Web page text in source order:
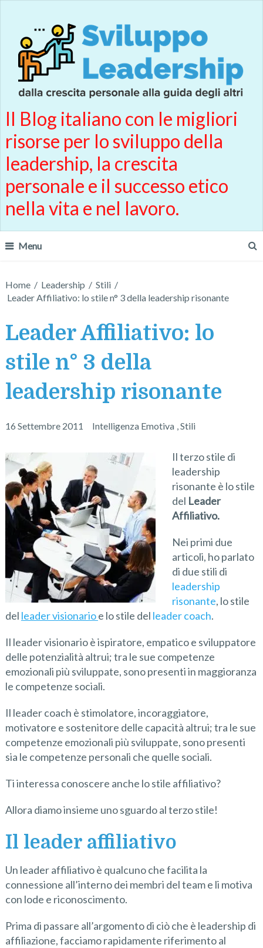
Il Blog italiano con le migliori
risorse per lo sviluppo della
leadership, la crescita
personale e il successo etico
nella vita e nel lavoro.
Menu
Home / Leadership / Stili /
Leader Affiliativo: lo stile n° 3 della leadership risonante
Leader Affiliativo: lo
stile n° 3 della
leadership risonante
16 Settembre 2011 Intelligenza Emotiva ,Stili
Il terzo stile di
leadership
risonante è lo stile
del Leader
Affiliativo.
Nei primi due
articoli, ho parlato
di due stili di
leadership
risonante, lo stile
del leader visionarioe lo stile del leader coach.
Il leader visionario è ispiratore, empatico e sviluppatore
delle potenzialità altrui; tra le sue competenze
emozionali più sviluppate, sono presenti in maggioranza
le competenze sociali.
Il leader coach è stimolatore, incoraggiatore,
motivatore e sostenitore delle capacità altrui; tra le sue
competenze emozionali più sviluppate, sono presenti
sia le competenze personali che quelle sociali.
Ti interessa conoscere anche lo stile affiliativo?
Allora diamo insieme uno sguardo al terzo stile!
Il leader affiliativo
Un leader affiliativo è qualcuno che facilita la
connessione all’interno dei membri del team e li motiva
con lode e riconoscimento.
Prima di passare all’argomento di ciò che è leadership di
affiliazione, facciamo rapidamente riferimento al